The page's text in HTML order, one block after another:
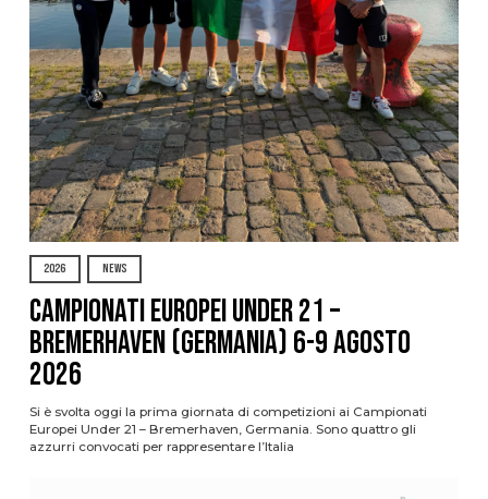
2026 NEWS
Campionati Europei Under 21 –
Bremerhaven (Germania) 6-9 agosto
2026
Si è svolta oggi la prima giornata di competizioni ai Campionati
Europei Under 21 – Bremerhaven, Germania. Sono quattro gli
azzurri convocati per rappresentare l’Italia